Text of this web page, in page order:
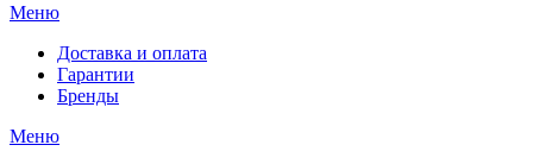
Меню
Доставка и оплата
Гарантии
Бренды
Меню